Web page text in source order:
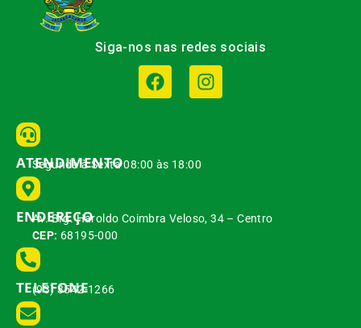
Siga-nos nas redes sociais
ATENDIMENTO
Segunda à Sexta 08:00 às 18:00
ENDEREÇO
Av. Brg. Haroldo Coimbra Veloso, 34 – Centro
CEP: 68195-000
TELEFONE
(93) 3542-1266